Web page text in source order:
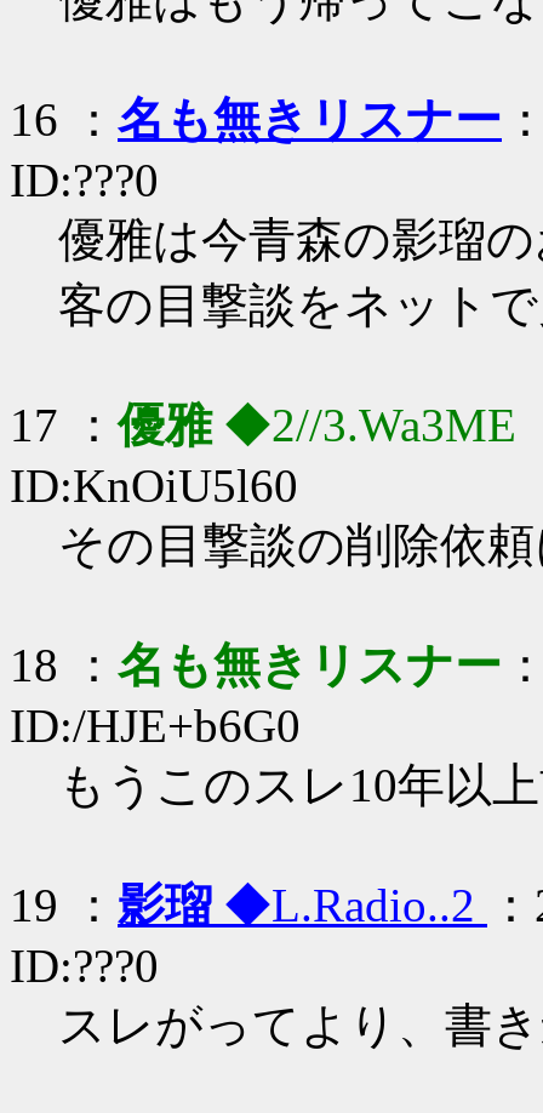
16 ： 名も無きリスナー
ID:???0
優雅は今青森の影瑠
客の目撃談をネット
17 ：優雅 ◆2//3.Wa3ME
ID:KnOiU5l60
その目撃談の削除依
18 ： 名も無きリスナー
ID:/HJE+b6G0
もうこのスレ10年以
19 ： 影瑠 ◆L.Radio..2
ID:???0
スレがってより、書